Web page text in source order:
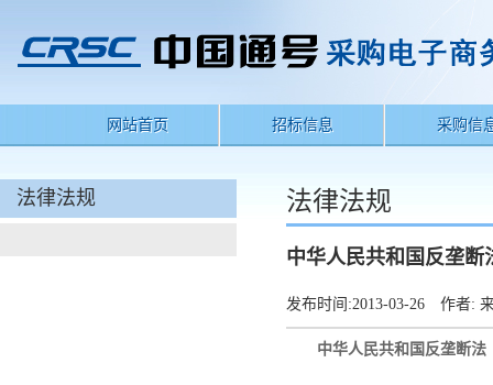
网站首页 招标信息 采购信
法律法规 法律法规
中华人民共和国反垄断
发布时间:2013-03-26 作者:
中华人民共和国反垄断法